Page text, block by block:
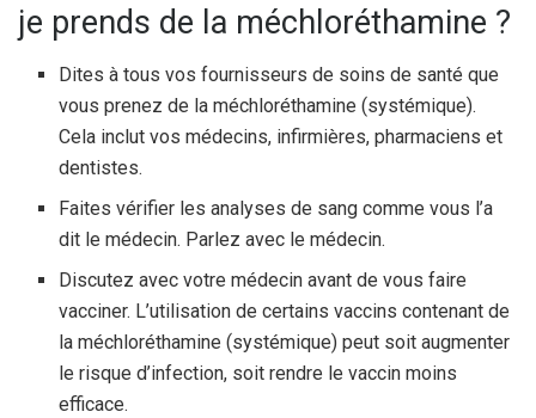
je prends de la méchloréthamine ?
Dites à tous vos fournisseurs de soins de santé que
vous prenez de la méchloréthamine (systémique).
Cela inclut vos médecins, infirmières, pharmaciens et
dentistes.
Faites vérifier les analyses de sang comme vous l’a
dit le médecin. Parlez avec le médecin.
Discutez avec votre médecin avant de vous faire
vacciner. L’utilisation de certains vaccins contenant de
la méchloréthamine (systémique) peut soit augmenter
le risque d’infection, soit rendre le vaccin moins
efficace.